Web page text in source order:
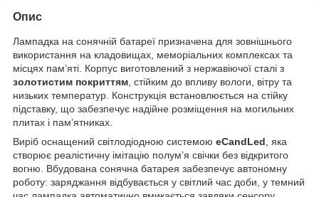
Опис
Лампадка на сонячній батареї призначена для зовнішнього
використання на кладовищах, меморіальних комплексах та
місцях памʼяті. Корпус виготовлений з нержавіючої сталі з
золотистим покриттям , стійким до впливу вологи, вітру та
низьких температур. Конструкція встановлюється на стійку
підставку, що забезпечує надійне розміщення на могильних
плитах і памʼятниках.
Виріб оснащений світлодіодною системою eCandLed , яка
створює реалістичну імітацію полумʼя свічки без відкритого
вогню. Вбудована сонячна батарея забезпечує автономну
роботу: заряджання відбувається у світлий час доби, у темний